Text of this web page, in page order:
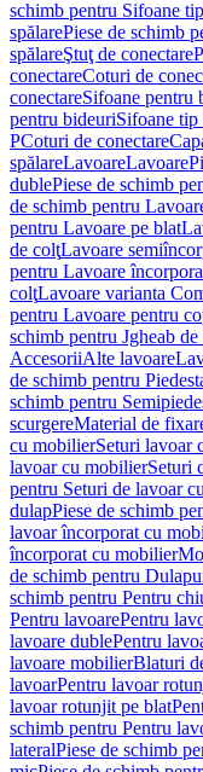
schimb pentru Sifoane
spălarePiese de schimb
spălareŞtuţ de conectare
conectareCoturi de
conectareSifoane pentru
pentru bideuriSifoane tip
PCoturi de conectare
spălareLavoareLavoare
dublePiese de schimb
de schimb pentru
pentru Lavoare pe blat
de colţLavoare
pentru Lavoare
colţLavoare varianta
pentru Lavoare pentru
schimb pentru Jgheab de
AccesoriiAlte lavoare
de schimb pentru
schimb pentru
scurgereMaterial de
cu mobilierSeturi lavoar
lavoar cu mobilierSeturi
pentru Seturi de lavoar
dulapPiese de schimb
lavoar încorporat cu
încorporat cu mobilier
de schimb pentru
schimb pentru Pentru
Pentru lavoarePentru
lavoare dublePentru
lavoare mobilierBlaturi
lavoarPentru lavoar
lavoar rotunjit pe blat
schimb pentru Pentru
lateralPiese de schimb